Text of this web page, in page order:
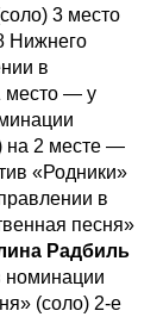
3 место
Нижнего
в
место — у
на 2 месте —
«Родники»
в
песня»
Радбиль
номинации
(соло) 2-е